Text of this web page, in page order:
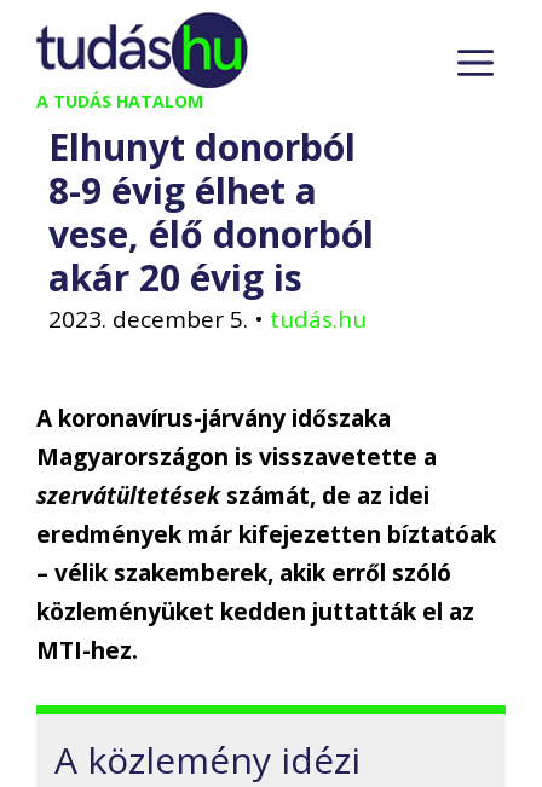
Kilépés
tartalomba
A TUDÁS HATALOM
Elhunyt donorból
8-9 évig élhet a
vese, élő donorból
akár 20 évig is
2023. december 5. • tudás.hu
A koronavírus-járvány időszaka
Magyarországon is visszavetette a
szervátültetésekszámát, de az idei
eredmények már kifejezetten bíztatóak
– vélik szakemberek, akik erről szóló
közleményüket kedden juttatták el az
MTI-hez.
A közlemény idézi